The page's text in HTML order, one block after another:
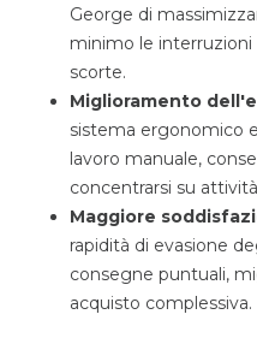
George di
minimo le interruzioni
scorte.
Miglioramento
sistema ergonomico
lavoro manuale,
concentrarsi su
Maggiore
rapidità di evasione
consegne puntuali,
acquisto complessiva.